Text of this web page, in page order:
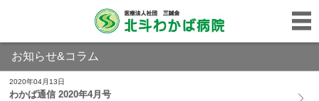
お知らせ&コラム
2020年04月13日
わかば通信 2020年4月号